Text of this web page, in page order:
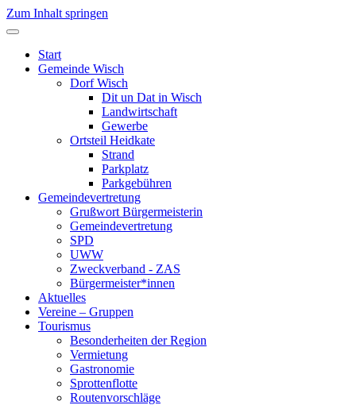
Zum Inhalt springen
Start
Gemeinde Wisch
Dorf Wisch
Dit un Dat in Wisch
Landwirtschaft
Gewerbe
Ortsteil Heidkate
Strand
Parkplatz
Parkgebühren
Gemeindevertretung
Grußwort Bürgermeisterin
Gemeindevertretung
SPD
UWW
Zweckverband - ZAS
Bürgermeister*innen
Aktuelles
Vereine – Gruppen
Tourismus
Besonderheiten der Region
Vermietung
Gastronomie
Sprottenflotte
Routenvorschläge